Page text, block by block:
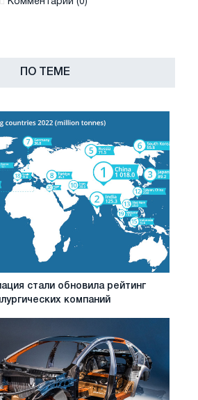
ПО ТЕМЕ
стали обновила рейтинг
компаний